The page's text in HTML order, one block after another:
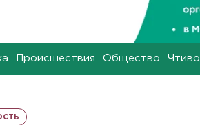
Происшествия Общество Чтиво